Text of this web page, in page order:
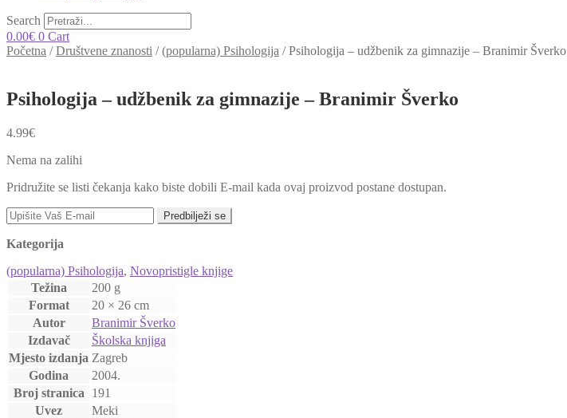
Search
0.00€ 0 Cart
Početna /Društvene znanosti /(popularna) Psihologija /Psihologija – udžbenik za gimnazije – Branimir Šverko
Psihologija – udžbenik za gimnazije – Branimir Šverko
4.99€
Nema na zalihi
Pridružite se listi čekanja kako biste dobili E-mail kada ovaj proizvod postane dostupan.
Predbilježi se
Kategorija
(popularna) Psihologija, Novopristigle knjige
Težina
200 g
Format
20 × 26 cm
Autor
Branimir Šverko
Izdavač
Školska knjiga
Mjesto izdanja Zagreb
Godina
2004.
Broj stranica
191
Uvez
Meki